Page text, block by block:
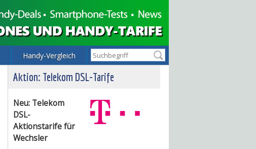
Handy-Vergleich
Aktion: Telekom DSL-Tarife
Neu: Telekom
DSL-
Aktionstarife für
Wechsler